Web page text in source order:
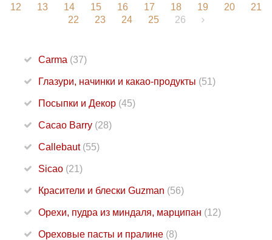
12
13 14 15 16 17 18 19 20
21
22
23 24 25 26
Carma (37)
Глазури, начинки и какао-продукты (51)
Посыпки и Декор (45)
Cacao Barry (28)
Callebaut (55)
Sicao (21)
Красители и блески Guzman (56)
Орехи, пудра из миндаля, марципан (12)
Ореховые пасты и пралине (8)